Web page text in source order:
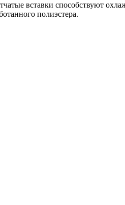
вставки способствуют
полиэстера.